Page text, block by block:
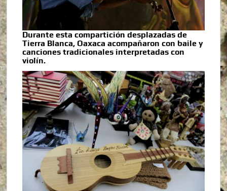
Durante esta compartición desplazadas de
Tierra Blanca, Oaxaca acompañaron con baile y
canciones tradicionales interpretadas con
violín.